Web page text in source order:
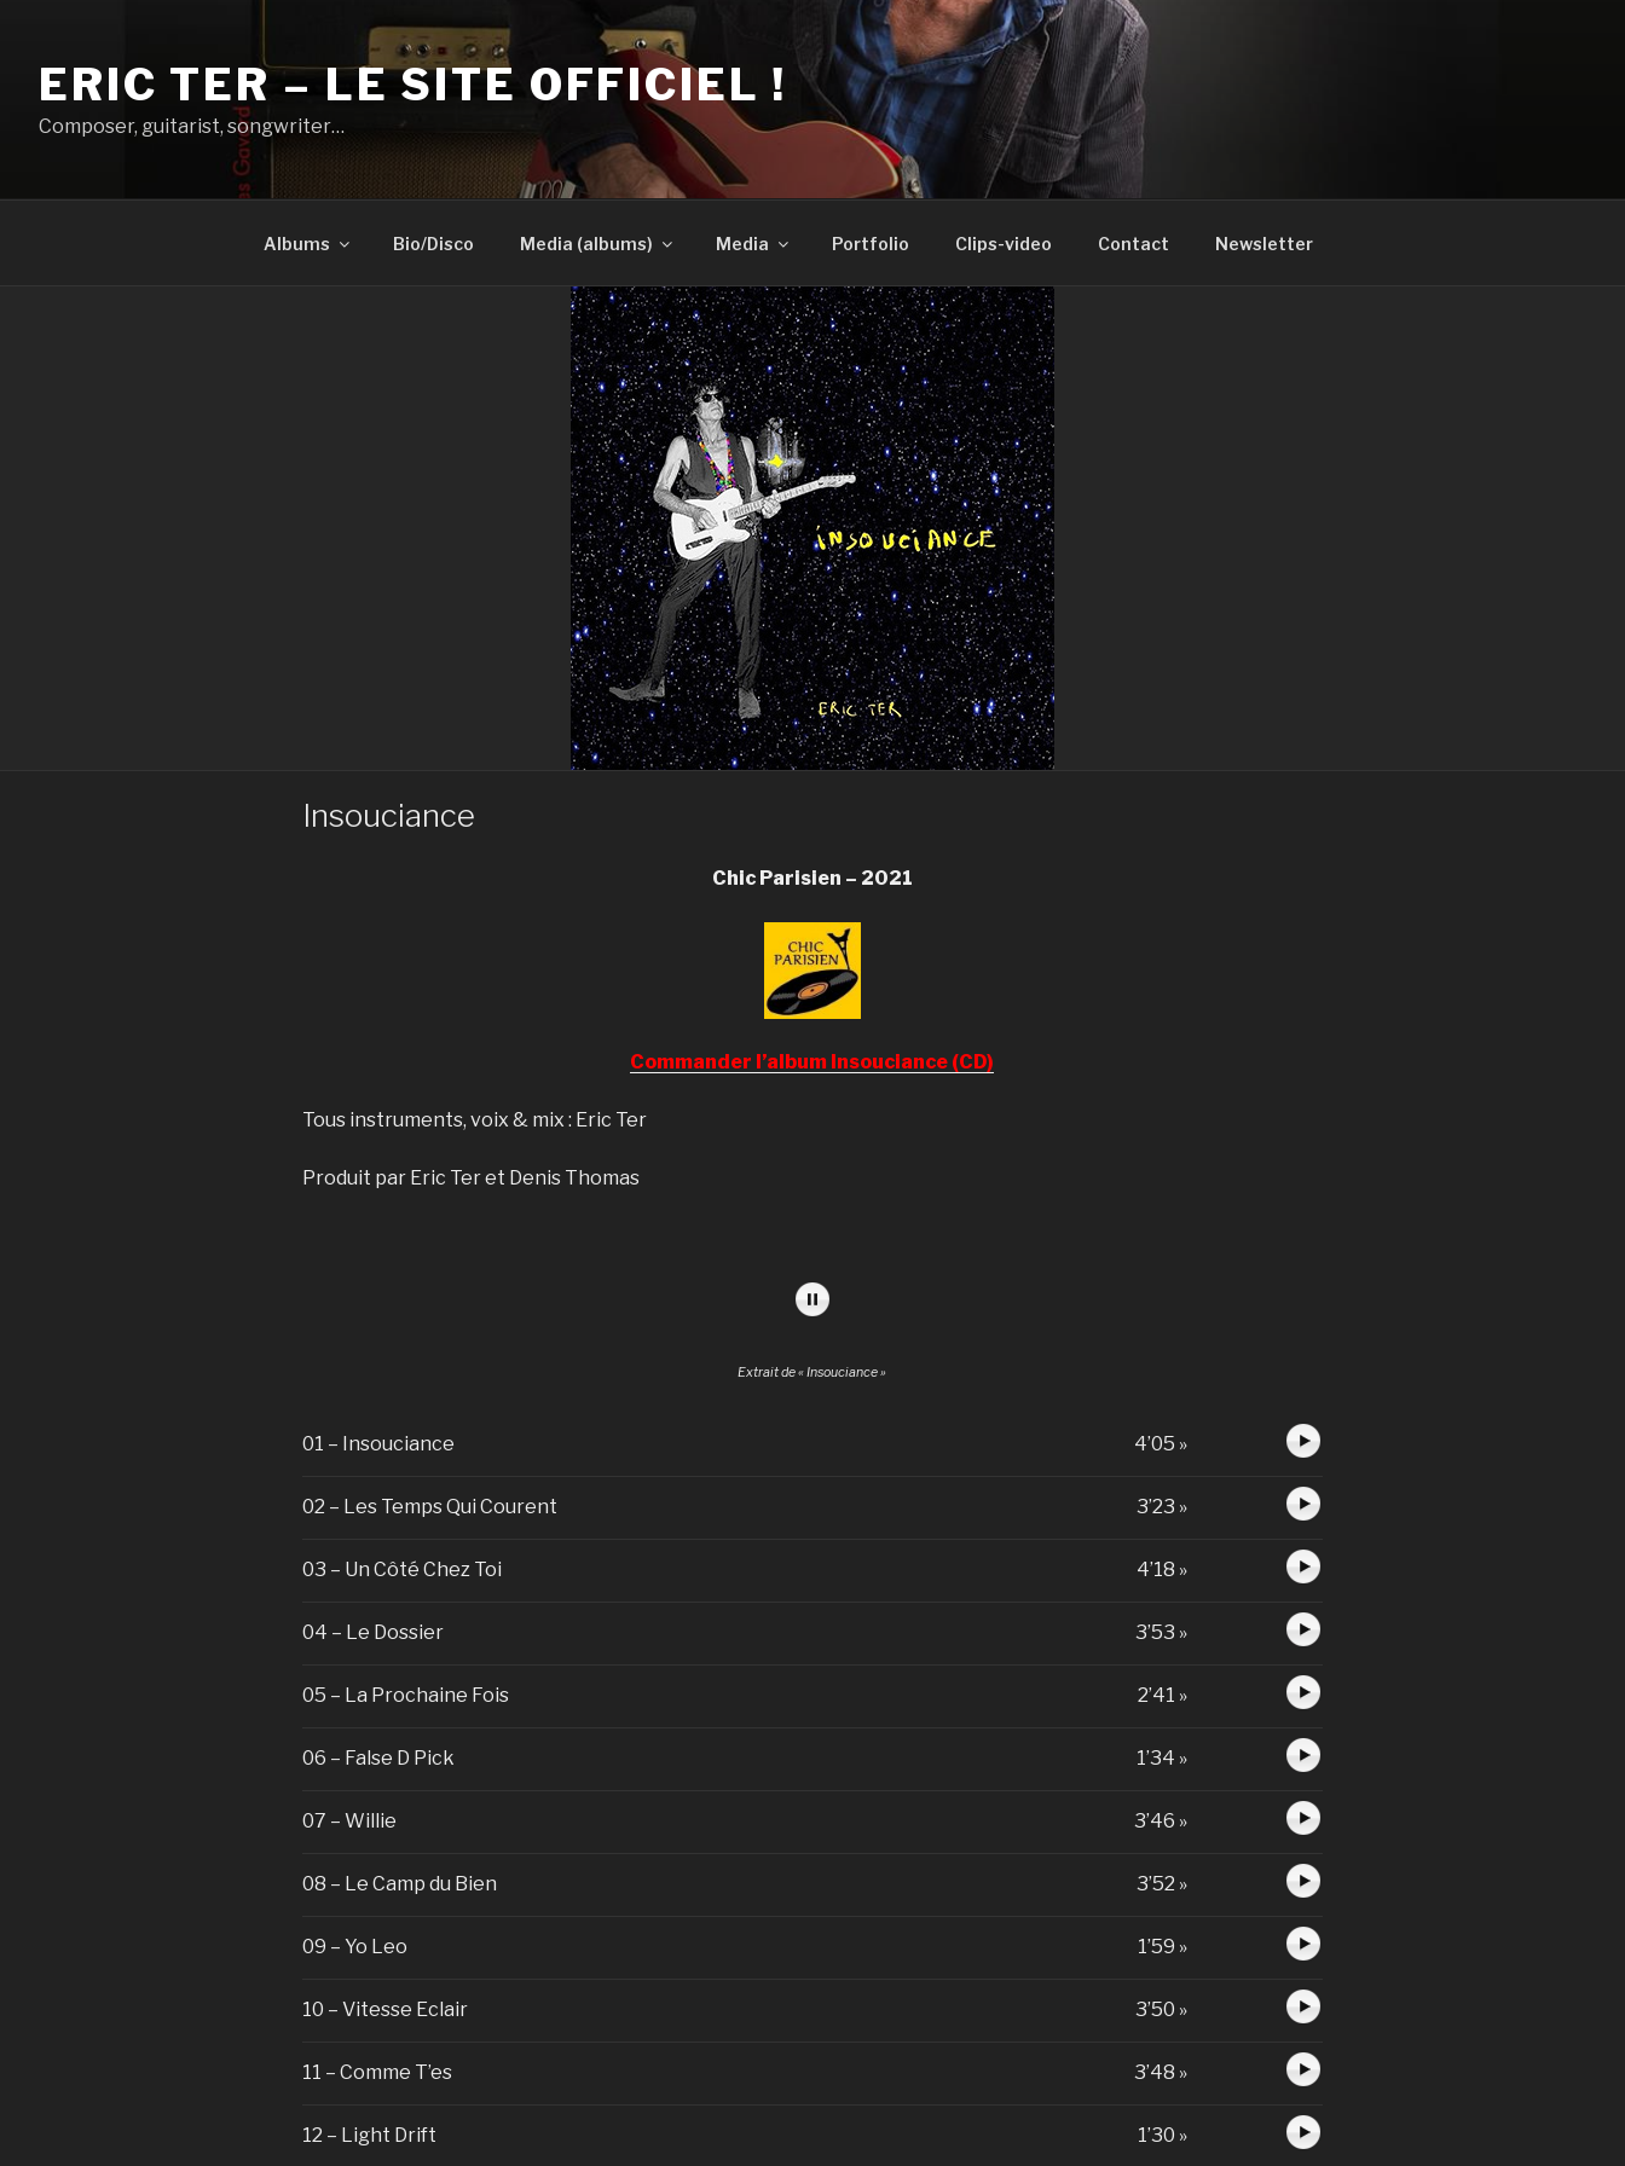
contenu
principalERIC TER – LE SITE OFFICIEL !
Composer, guitarist, songwriter…
Albums Bio/Disco Media (albums) Media Portfolio Clips-video Contact Newsletter
Insouciance
Chic Parisien – 2021
Commander l’album Insouciance (CD)
Tous instruments, voix & mix : Eric Ter
Produit par Eric Ter et Denis Thomas
Extrait de « Insouciance »
01 – Insouciance 4’05 »
02 – Les Temps Qui Courent 3’23 »
03 – Un Côté Chez Toi 4’18 »
04 – Le Dossier 3’53 »
05 – La Prochaine Fois 2’41 »
06 – False D Pick 1’34 »
07 – Willie 3’46 »
08 – Le Camp du Bien 3’52 »
09 – Yo Leo 1’59 »
10 – Vitesse Eclair 3’50 »
11 – Comme T’es 3’48 »
12 – Light Drift 1’30 »